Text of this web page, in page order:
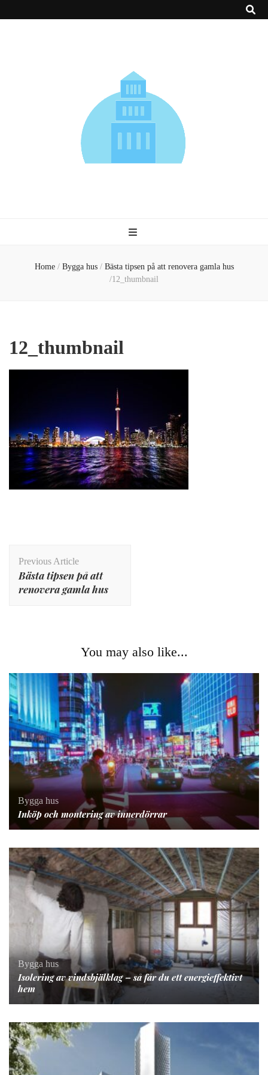
Home / Bygga hus / Bästa tipsen på att renovera gamla hus
/12_thumbnail
12_thumbnail
Navigation
Previous Article
Bästa tipsen på att
renovera gamla hus
You may also like...
Bygga hus
Inköp och montering av innerdörrar
Bygga hus
Isolering av vindsbjälklag – så får du ett energieffektivt
hem